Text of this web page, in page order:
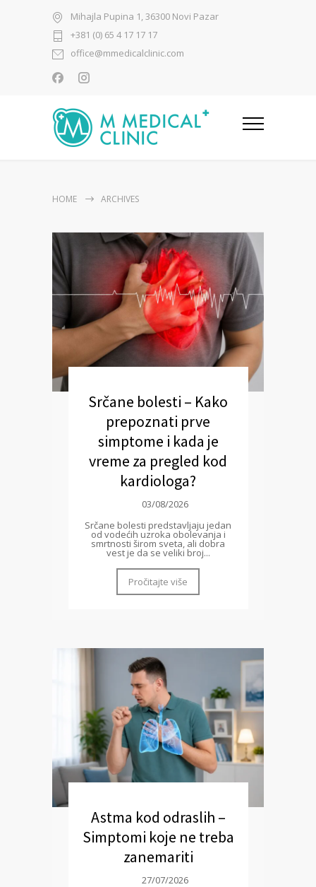
Mihajla Pupina 1, 36300 Novi Pazar
+381 (0) 65 4 17 17 17
office@mmedicalclinic.com
HOME ARCHIVES
Srčane bolesti – Kako
prepoznati prve
simptome i kada je
vreme za pregled kod
kardiologa?
03/08/2026
Srčane bolesti predstavljaju jedan
od vodećih uzroka obolevanja i
smrtnosti širom sveta, ali dobra
vest je da se veliki broj...
Pročitajte više
Astma kod odraslih –
Simptomi koje ne treba
zanemariti
27/07/2026